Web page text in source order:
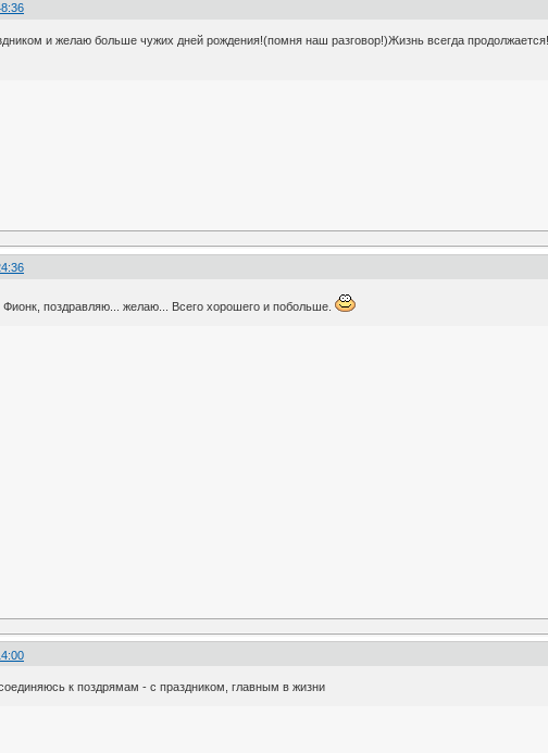
и желаю больше чужих дней рождения!(помня наш разговор!)Жизнь всегда
Фионк, поздравляю... желаю... Всего хорошего и побольше.
к поздрямам - с праздником, главным в жизни